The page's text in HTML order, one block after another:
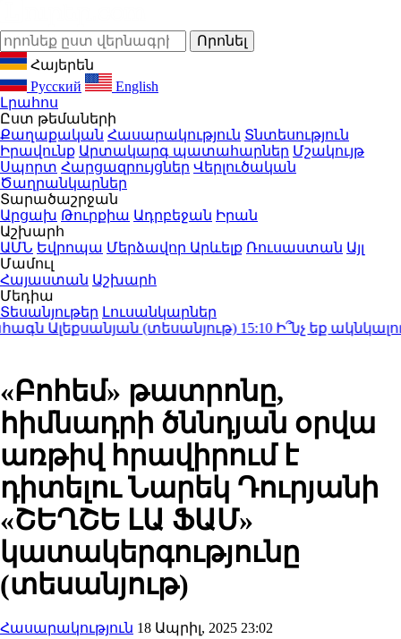
Հայերեն
Русский
English
Լրահոս
Ըստ թեմաների
Քաղաքական Հասարակություն Տնտեսություն
Իրավունք Արտակարգ պատահարներ Մշակույթ
Սպորտ Հարցազրույցներ Վերլուծական
Ծաղրանկարներ
Տարածաշրջան
Արցախ Թուրքիա Ադրբեջան Իրան
Աշխարհ
ԱՄՆ Եվրոպա Մերձավոր Արևելք Ռուսաստան Այլ
Մամուլ
Հայաստան Աշխարհ
Մեդիա
Տեսանյութեր Լուսանկարներ
Ալեքսանյան (տեսանյութ)15:10Ի՞նչ եք ակնկալում
«Բոհեմ» թատրոնը,
հիմնադրի ծննդյան օրվա
առթիվ հրավիրում է
դիտելու Նարեկ Դուրյանի
«ՇԵՂՇԵ ԼԱ ՖԱՄ»
կատակերգությունը
(տեսանյութ)
Հասարակություն 18 Ապրիլ, 2025 23:02